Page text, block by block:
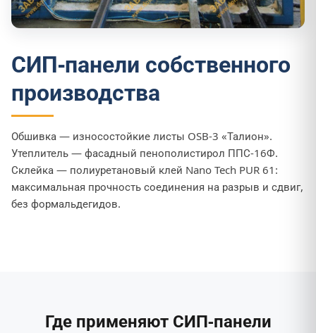
СИП-панели собственного
производства
Обшивка — износостойкие листы OSB-3 «Талион».
Утеплитель — фасадный пенополистирол ППС-16Ф.
Склейка — полиуретановый клей Nano Tech PUR 61:
максимальная прочность соединения на разрыв и сдвиг,
без формальдегидов.
Где применяют СИП-панели